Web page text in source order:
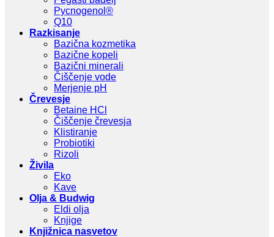
Pycnogenol®
Q10
Razkisanje
Bazična kozmetika
Bazične kopeli
Bazični minerali
Čiščenje vode
Merjenje pH
Črevesje
Betaine HCl
Čiščenje črevesja
Klistiranje
Probiotiki
Rizoli
Živila
Eko
Kave
Olja & Budwig
Eldi olja
Knjige
Knjižnica nasvetov